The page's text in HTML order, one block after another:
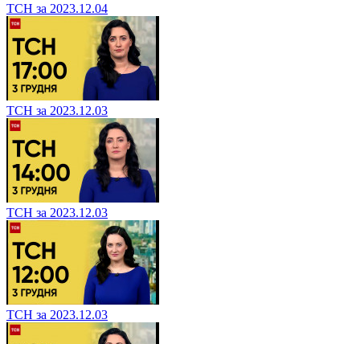
ТСН за 2023.12.04
ТСН за 2023.12.03
ТСН за 2023.12.03
ТСН за 2023.12.03